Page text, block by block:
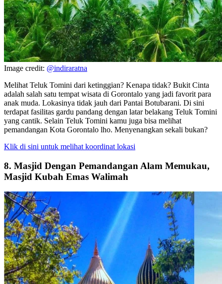
Image credit: @indiraratna
Melihat Teluk Tomini dari ketinggian? Kenapa tidak? Bukit Cinta
adalah salah satu tempat wisata di Gorontalo yang jadi favorit para
anak muda. Lokasinya tidak jauh dari Pantai Botubarani. Di sini
terdapat fasilitas gardu pandang dengan latar belakang Teluk Tomini
yang cantik. Selain Teluk Tomini kamu juga bisa melihat
pemandangan Kota Gorontalo lho. Menyenangkan sekali bukan?
Klik di sini untuk melihat koordinat lokasi
8. Masjid Dengan Pemandangan Alam Memukau,
Masjid Kubah Emas Walimah